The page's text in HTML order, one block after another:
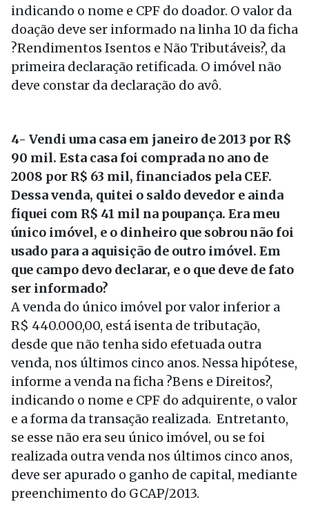
indicando o nome e CPF do doador. O valor da
doação deve ser informado na linha 10 da ficha
?Rendimentos Isentos e Não Tributáveis?, da
primeira declaração retificada. O imóvel não
deve constar da declaração do avô.
4- Vendi uma casa em janeiro de 2013 por R$
90 mil. Esta casa foi comprada no ano de
2008 por R$ 63 mil, financiados pela CEF.
Dessa venda, quitei o saldo devedor e ainda
fiquei com R$ 41 mil na poupança. Era meu
único imóvel, e o dinheiro que sobrou não foi
usado para a aquisição de outro imóvel. Em
que campo devo declarar, e o que deve de fato
ser informado?
A venda do único imóvel por valor inferior a
R$ 440.000,00, está isenta de tributação,
desde que não tenha sido efetuada outra
venda, nos últimos cinco anos. Nessa hipótese,
informe a venda na ficha ?Bens e Direitos?,
indicando o nome e CPF do adquirente, o valor
e a forma da transação realizada. Entretanto,
se esse não era seu único imóvel, ou se foi
realizada outra venda nos últimos cinco anos,
deve ser apurado o ganho de capital, mediante
preenchimento do GCAP/2013.